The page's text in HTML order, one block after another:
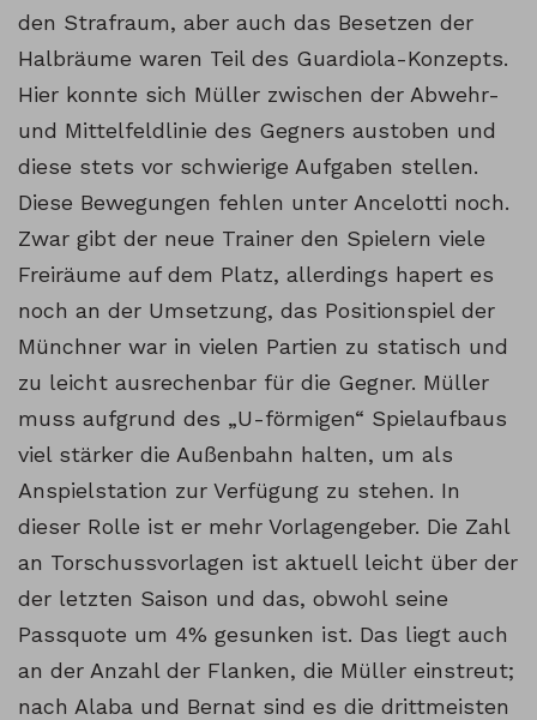
den Strafraum, aber auch das Besetzen der
Halbräume waren Teil des Guardiola-Konzepts.
Hier konnte sich Müller zwischen der Abwehr-
und Mittelfeldlinie des Gegners austoben und
diese stets vor schwierige Aufgaben stellen.
Diese Bewegungen fehlen unter Ancelotti noch.
Zwar gibt der neue Trainer den Spielern viele
Freiräume auf dem Platz, allerdings hapert es
noch an der Umsetzung, das Positionspiel der
Münchner war in vielen Partien zu statisch und
zu leicht ausrechenbar für die Gegner. Müller
muss aufgrund des „U-förmigen“ Spielaufbaus
viel stärker die Außenbahn halten, um als
Anspielstation zur Verfügung zu stehen. In
dieser Rolle ist er mehr Vorlagengeber. Die Zahl
an Torschussvorlagen ist aktuell leicht über der
der letzten Saison und das, obwohl seine
Passquote um 4% gesunken ist. Das liegt auch
an der Anzahl der Flanken, die Müller einstreut;
nach Alaba und Bernat sind es die drittmeisten